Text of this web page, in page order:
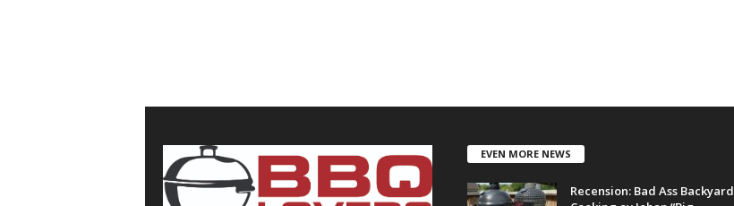
EVEN MORE NEWS
Recension: Bad Ass Backyard